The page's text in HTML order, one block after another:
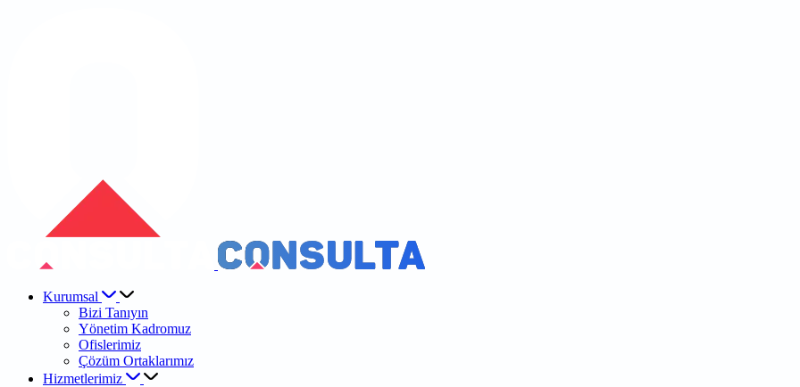
Kurumsal
Bizi Tanıyın
Yönetim Kadromuz
Ofislerimiz
Çözüm Ortaklarımız
Hizmetlerimiz